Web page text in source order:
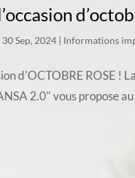
30 Sep, 2024 | Informations
d'OCTOBRE ROSE !
2.0" vous propose